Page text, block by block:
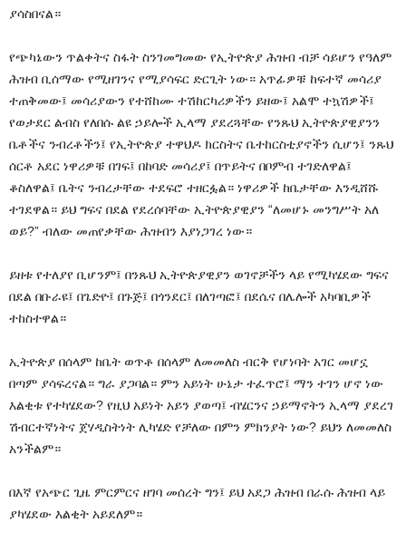
ያሳስበናል።
የጭካኔውን ጥልቀትና ስፋት ስንገመግመው የኢትዮጵያ ሕዝብ ብቻ ሳይሆን የዓለም
ሕዝብ ቢሰማው የሚዘገንና የሚያሳፍር ድርጊት ነው። አጥፊዎቹ ከፍተኛ መሳሪያ
ተጠቅመው፤ መሳሪያውን የተሸከሙ ተሽከርካሪዎችን ይዘው፤ አልሞ ተኳሽዎች፤
የወታደር ልብስ የለበሱ ልዩ ኃይሎች ኢላማ ያደረጓቸው የንጹህ ኢትዮጵያዊያንን
ቤቶችና ንብረቶችን፤ የኢትዮጵያ ተዋህዶ ክርስትና ቤተከርስቲያኖችን ሲሆን፤ ንጹህ
ሰርቶ አደር ነዋሪዎቹ በገፍ፤ በከባድ መሳሪያ፤ በጥይትና በቦምብ ተገድለዋል፤
ቆስለዋል፤ ቤትና ንብረታቸው ተደፍሮ ተዘርፏል። ነዋሪዎች ከቤታቸው እንዲሸሹ
ተገደዋል። ይህ ግፍና በደል የደረሰባቸው ኢትዮጵያዊያን “ለመሆኑ መንግሥት አለ
ወይ?” ብለው መጠየቃቸው ሕዝብን እያነጋገረ ነው።
ይዘቱ የተለያየ ቢሆንም፤ በንጹህ ኢትዮጵያዊያን ወገኖቻችን ላይ የሚካሄደው ግፍና
በደል በቡራዩ፤ በጌድዮ፤ በጉጅ፤ በጎንደር፤ በለገጣፎ፤ በደሴና በሌሎች አካባቢዎች
ተከስተዋል።
ኢትዮጵያ በሰላም ከቤት ወጥቶ በሰላም ለመመለስ ብርቅ የሆነባት አገር መሆኗ
በጣም ያሳፍረናል። ግራ ያጋባል። ምን አይነት ሁኔታ ተፈጥሮ፤ ማን ተገን ሆኖ ነው
እልቂቱ የተካሄደው? የዚህ አይነት አይን ያወጣ፤ ብሄርንና ኃይማኖትን ኢላማ ያደረገ
ሽብርተኛነትና ጀሃዲስትነት ሊካሄድ የቻለው በምን ምክንያት ነው? ይህን ለመመለስ
አንችልም።
በእኛ የአጭር ጊዜ ምርምርና ዘገባ መሰረት ግን፤ ይህ አደጋ ሕዝብ በራሱ ሕዝብ ላይ
ያካሄደው እልቂት አይደለም።